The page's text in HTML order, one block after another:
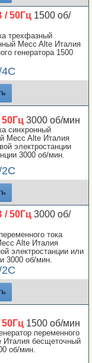
/ 50Гц 1500 об/
трехфазный
Mecc Alte Италия
генератора 1500
3000 об/мин
синхронный
Mecc Alte Италия
электростанции
3000 об/мин.
/ 50Гц 3000 об/
тока
Alte Италия
электростанции или
3000 об/мин.
1500 об/мин
переменного
Италия бесщеточный
об/мин.